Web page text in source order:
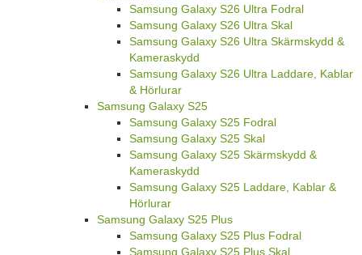
Samsung Galaxy S26 Ultra Fodral
Samsung Galaxy S26 Ultra Skal
Samsung Galaxy S26 Ultra Skärmskydd &
Kameraskydd
Samsung Galaxy S26 Ultra Laddare, Kablar
& Hörlurar
Samsung Galaxy S25
Samsung Galaxy S25 Fodral
Samsung Galaxy S25 Skal
Samsung Galaxy S25 Skärmskydd &
Kameraskydd
Samsung Galaxy S25 Laddare, Kablar &
Hörlurar
Samsung Galaxy S25 Plus
Samsung Galaxy S25 Plus Fodral
Samsung Galaxy S25 Plus Skal